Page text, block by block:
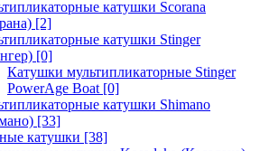
катушки Scorana
[2]
катушки Stinger
[0]
Катушки мультипликаторные Stinger
PowerAge Boat [0]
катушки Shimano
[33]
катушки [38]